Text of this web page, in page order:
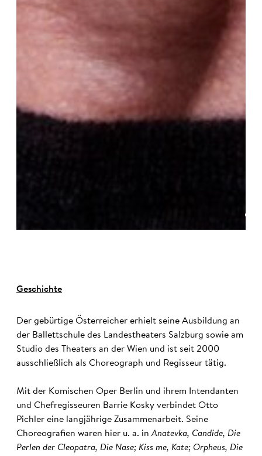
©
Geschichte
Der gebürtige Österreicher erhielt seine Ausbildung an
der Ballettschule des Landestheaters Salzburg sowie am
Studio des Theaters an der Wien und ist seit 2000
ausschließlich als Choreograph und Regisseur tätig.
Mit der Komischen Oper Berlin und ihrem Intendanten
und Chefregisseuren Barrie Kosky verbindet Otto
Pichler eine langjährige Zusammenarbeit. Seine
Choreografien waren hier u. a. inAnatevka, Candide, Die
Perlen der Cleopatra, Die Nase; Kiss me, Kate; Orpheus, Die